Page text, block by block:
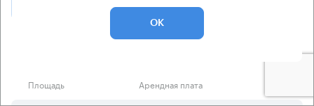
Площадь Арендная плата
ОК